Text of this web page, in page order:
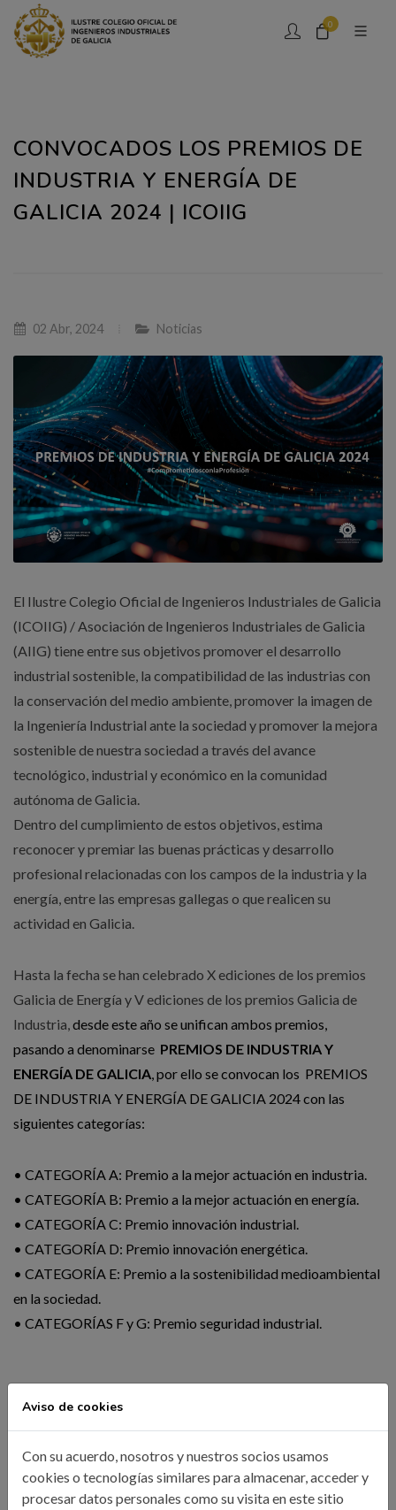
0
CONVOCADOS LOS PREMIOS DE
INDUSTRIA Y ENERGÍA DE
GALICIA 2024 | ICOIIG
02 Abr, 2024 Noticias
El Ilustre Colegio Oficial de Ingenieros Industriales de Galicia
(ICOIIG) / Asociación de Ingenieros Industriales de Galicia
(AIIG) tiene entre sus objetivos promover el desarrollo
industrial sostenible, la compatibilidad de las industrias con
la conservación del medio ambiente, promover la imagen de
la Ingeniería Industrial ante la sociedad y promover la mejora
sostenible de nuestra sociedad a través del avance
tecnológico, industrial y económico en la comunidad
autónoma de Galicia.
Dentro del cumplimiento de estos objetivos, estima
reconocer y premiar las buenas prácticas y desarrollo
profesional relacionadas con los campos de la industria y la
energía, entre las empresas gallegas o que realicen su
actividad en Galicia.
Hasta la fecha se han celebrado X ediciones de los premios
Galicia de Energía y V ediciones de los premios Galicia de
Industria,desde este año se unifican ambos premios,
pasando a denominarse PREMIOS DE INDUSTRIA Y
ENERGÍA DE GALICIA,por ello se convocan los PREMIOS
DE INDUSTRIA Y ENERGÍA DE GALICIA 2024 con las
siguientes categorías:
• CATEGORÍA A: Premio a la mejor actuación en industria.
• CATEGORÍA B: Premio a la mejor actuación en energía.
• CATEGORÍA C: Premio innovación industrial.
• CATEGORÍA D: Premio innovación energética.
• CATEGORÍA E: Premio a la sostenibilidad medioambiental
en la sociedad.
• CATEGORÍAS F y G: Premio seguridad industrial.
El plazo de presentación de candidaturas finaliza a las 14:00
colegio@icoiig.es
Los galardones se entregarán en laGala de la Industria y
Aviso de cookies
Con su acuerdo, nosotros y nuestros socios usamos
cookies o tecnologías similares para almacenar, acceder y
procesar datos personales como su visita en este sitio